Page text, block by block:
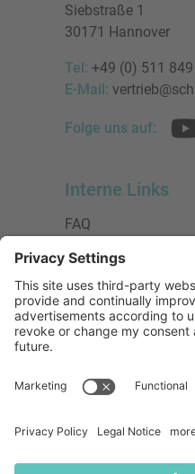
Siebstraße 1
30171 Hannover
Tel: +49 (0) 511
E-Mail:
Folge uns auf:
Interne Links
FAQ
Datenschutzerklärung
Impressum
Presse
Urheberrecht
Mitglied bei:
Die Jungen